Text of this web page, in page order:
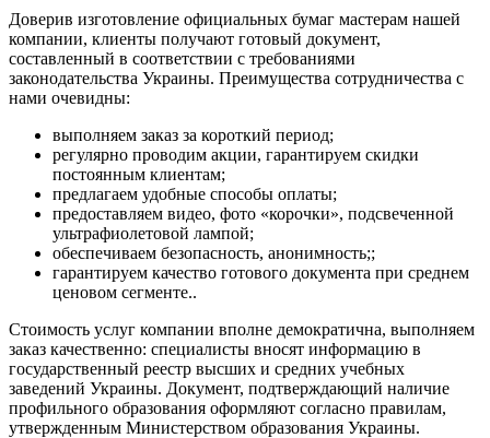
Доверив изготовление официальных бумаг мастерам нашей
компании, клиенты получают готовый документ,
составленный в соответствии с требованиями
законодательства Украины. Преимущества сотрудничества с
нами очевидны:
выполняем заказ за короткий период;
регулярно проводим акции, гарантируем скидки
постоянным клиентам;
предлагаем удобные способы оплаты;
предоставляем видео, фото «корочки», подсвеченной
ультрафиолетовой лампой;
обеспечиваем безопасность, анонимность;;
гарантируем качество готового документа при среднем
ценовом сегменте..
Стоимость услуг компании вполне демократична, выполняем
заказ качественно: специалисты вносят информацию в
государственный реестр высших и средних учебных
заведений Украины. Документ, подтверждающий наличие
профильного образования оформляют согласно правилам,
утвержденным Министерством образования Украины.